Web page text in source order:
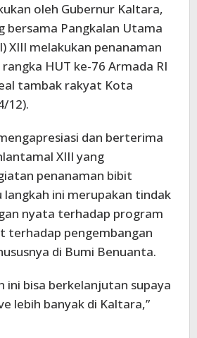
oleh Gubernur Kaltara,
bersama Pangkalan Utama
XIII melakukan penanaman
HUT ke-76 Armada RI
tambak rakyat Kota
12).
dan berterima
XIII yang
penanaman bibit
ini merupakan tindak
nyata terhadap program
terhadap pengembangan
di Bumi Benuanta.
ini bisa berkelanjutan supaya
lebih banyak di Kaltara,”